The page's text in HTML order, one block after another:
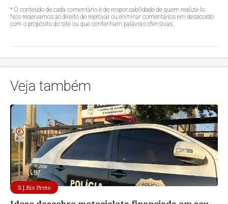
* O conteúdo de cada comentário é de responsabilidade de quem realizá-lo.
Nos reservamos ao direito de reprovar ou eliminar comentários em desacordo
com o propósito do site ou que contenham palavras ofensivas.
Veja também
S.J.Rio Preto